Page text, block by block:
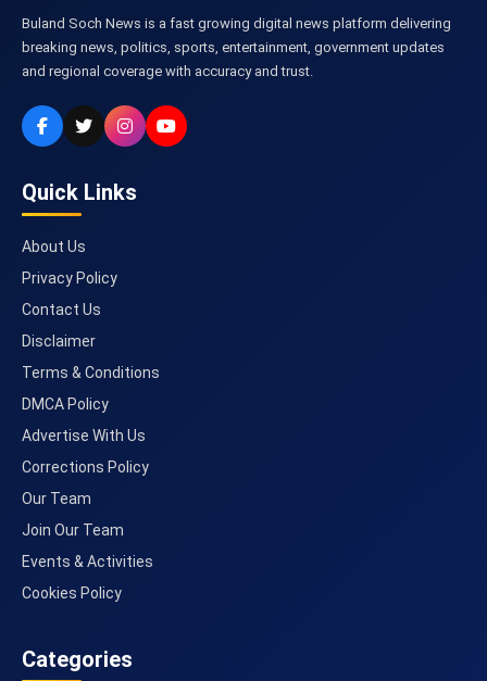
Buland Soch News is a fast growing digital news platform delivering
breaking news, politics, sports, entertainment, government updates
and regional coverage with accuracy and trust.
Quick Links
About Us
Privacy Policy
Contact Us
Disclaimer
Terms & Conditions
DMCA Policy
Advertise With Us
Corrections Policy
Our Team
Join Our Team
Events & Activities
Cookies Policy
Categories